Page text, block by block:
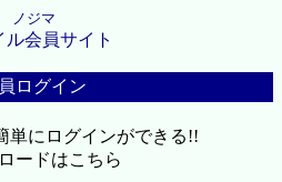
ノジマ
ル会員サイト
ログイン
単にログインができる!!
ードはこちら